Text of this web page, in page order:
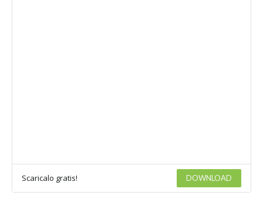
Scaricalo gratis! DOWNLOAD